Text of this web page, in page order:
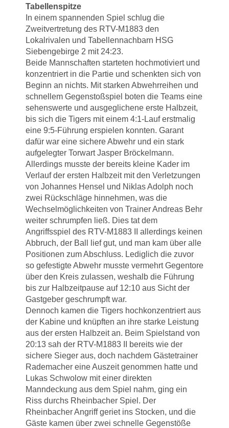
Tabellenspitze
In einem spannenden Spiel schlug die
Zweitvertretung des RTV-M1883 den
Lokalrivalen und Tabellennachbarn HSG
Siebengebirge 2 mit 24:23.
Beide Mannschaften starteten hochmotiviert und
konzentriert in die Partie und schenkten sich von
Beginn an nichts. Mit starken Abwehrreihen und
schnellem Gegenstoßspiel boten die Teams eine
sehenswerte und ausgeglichene erste Halbzeit,
bis sich die Tigers mit einem 4:1-Lauf erstmalig
eine 9:5-Führung erspielen konnten. Garant
dafür war eine sichere Abwehr und ein stark
aufgelegter Torwart Jasper Bröckelmann.
Allerdings musste der bereits kleine Kader im
Verlauf der ersten Halbzeit mit den Verletzungen
von Johannes Hensel und Niklas Adolph noch
zwei Rückschläge hinnehmen, was die
Wechselmöglichkeiten von Trainer Andreas Behr
weiter schrumpfen ließ. Dies tat dem
Angriffsspiel des RTV-M1883 II allerdings keinen
Abbruch, der Ball lief gut, und man kam über alle
Positionen zum Abschluss. Lediglich die zuvor
so gefestigte Abwehr musste vermehrt Gegentore
über den Kreis zulassen, weshalb die Führung
bis zur Halbzeitpause auf 12:10 aus Sicht der
Gastgeber geschrumpft war.
Dennoch kamen die Tigers hochkonzentriert aus
der Kabine und knüpften an ihre starke Leistung
aus der ersten Halbzeit an. Beim Spielstand von
20:13 sah der RTV-M1883 II bereits wie der
sichere Sieger aus, doch nachdem Gästetrainer
Rademacher eine Auszeit genommen hatte und
Lukas Schwolow mit einer direkten
Manndeckung aus dem Spiel nahm, ging ein
Riss durchs Rheinbacher Spiel. Der
Rheinbacher Angriff geriet ins Stocken, und die
Gäste kamen über zwei schnelle Gegenstöße